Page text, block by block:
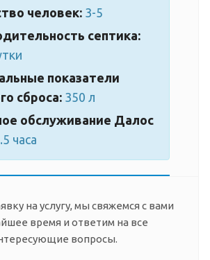
человек: 3-5
септика:
показатели
сброса: 350 л
обслуживание Далос
часа
на услугу, мы свяжемся с вами
время и ответим на все
вопросы.